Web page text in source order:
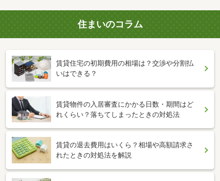
住まいのコラム
賃貸住宅の初期費用の相場は？交渉や分割払
いはできる？
賃貸物件の入居審査にかかる日数・期間はど
れくらい？落ちてしまったときの対処法
賃貸の退去費用はいくら？相場や高額請求さ
れたときの対処法を解説